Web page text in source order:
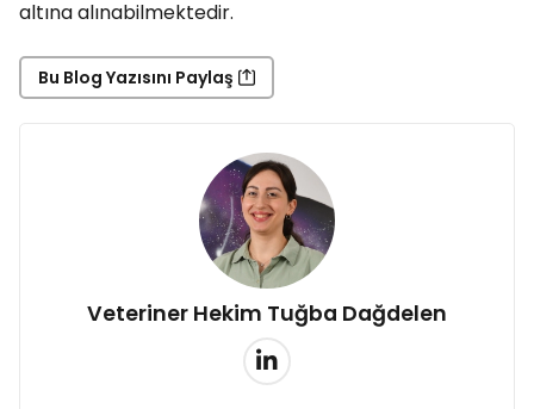
altına alınabilmektedir.
Bu Blog Yazısını Paylaş
Veteriner Hekim Tuğba Dağdelen